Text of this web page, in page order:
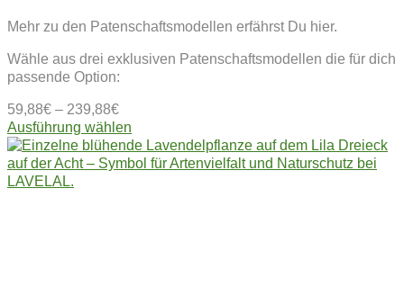
Mehr zu den Patenschaftsmodellen erfährst Du hier.
Wähle aus drei exklusiven Patenschaftsmodellen die für dich
passende Option:
59,88€ – 239,88€
Ausführung wählen
Produkt
weist